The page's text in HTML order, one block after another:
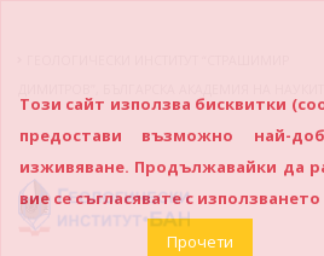
Този сайт използва бисквитки
предостави възможно най-
изживяване. Продължавайки да
вие се съгласявате с
Прочети